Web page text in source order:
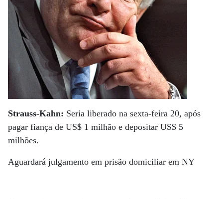
Strauss-Kahn: Seria liberado na sexta-feira 20, após
pagar fiança de US$ 1 milhão e depositar US$ 5
milhões.
Aguardará julgamento em prisão domiciliar em NY